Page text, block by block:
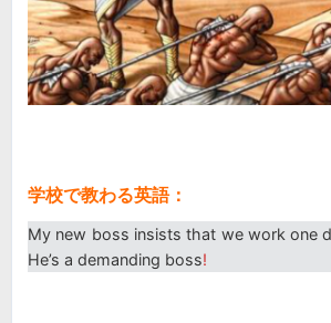
学校で教わる英語：
My new boss insists that we work one
He’s a demanding boss!